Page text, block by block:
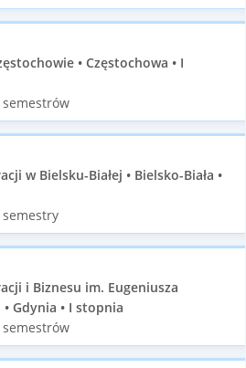
• Częstochowa • I
w Bielsku-Białej • Bielsko-Biała •
i Biznesu im. Eugeniusza
Gdynia • I stopnia